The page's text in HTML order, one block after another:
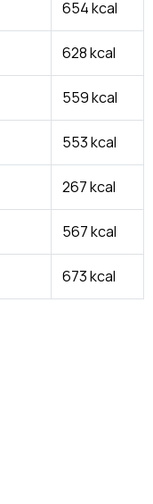
654 kcal
628 kcal
559 kcal
553 kcal
267 kcal
567 kcal
673 kcal